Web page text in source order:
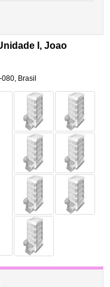
I, Joao
080, Brasil